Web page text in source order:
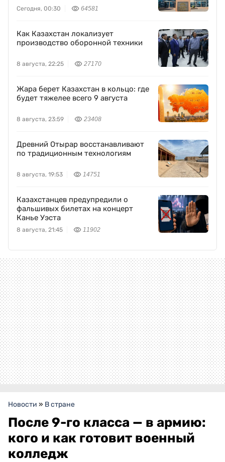
Сегодня, 00:30 64581
Как Казахстан локализует
производство оборонной техники
8 августа, 22:25 27170
Жара берет Казахстан в кольцо: где
будет тяжелее всего 9 августа
8 августа, 23:59 23408
Древний Отырар восстанавливают
по традиционным технологиям
8 августа, 19:53 14751
Казахстанцев предупредили о
фальшивых билетах на концерт
Канье Уэста
8 августа, 21:45 11902
Новости » В стране
После 9-го класса — в армию:
кого и как готовит военный
колледж